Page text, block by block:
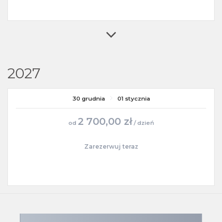
2027
30 grudnia 01 stycznia
od 2 700,00 zł/ dzień
Zarezerwuj teraz